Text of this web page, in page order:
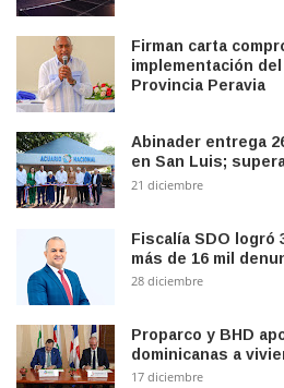
Firman carta
implementación
Provincia Peravia
Abinader entrega
en San Luis;
21 diciembre
Fiscalía SDO logró
más de 16 mil
28 diciembre
Proparco y BHD
dominicanas a
17 diciembre